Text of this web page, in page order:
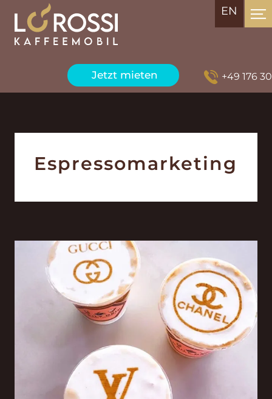
EN
Jetzt mieten +49 176
Espresso­marketing